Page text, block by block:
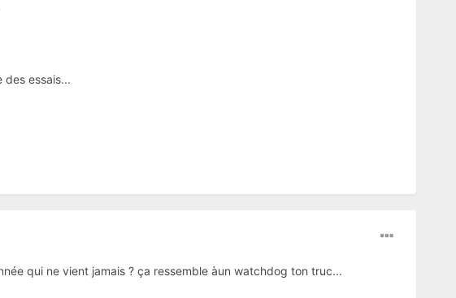
essais...
qui ne vient jamais ? ça ressemble àun watchdog ton truc...